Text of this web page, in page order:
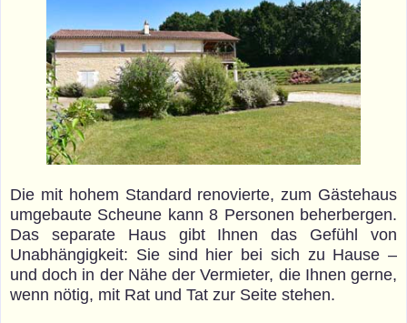
Aktivitäten
Preise
Kontakt
Fotos
Die mit hohem Standard renovierte, zum Gästehaus
umgebaute Scheune kann 8 Personen beherbergen.
Das separate Haus gibt Ihnen das Gefühl von
Unabhängigkeit: Sie sind hier bei sich zu Hause –
und doch in der Nähe der Vermieter, die Ihnen gerne,
wenn nötig, mit Rat und Tat zur Seite stehen.